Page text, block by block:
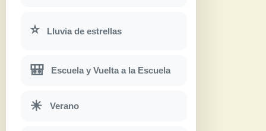
⭐ Lluvia de estrellas
🎒 Escuela y Vuelta a la Escuela
☀ Verano